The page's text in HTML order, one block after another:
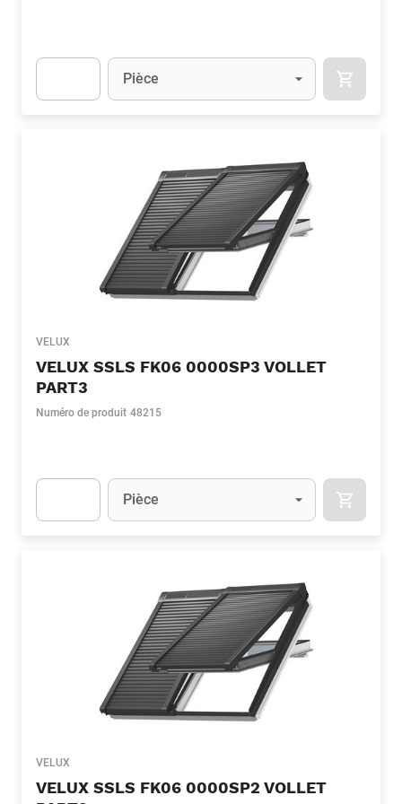
Unité
Pièce
VELUX
VELUX SSLS FK06 0000SP3 VOLLET
PART3
Numéro de produit 48215
Unité
Pièce
VELUX
VELUX SSLS FK06 0000SP2 VOLLET